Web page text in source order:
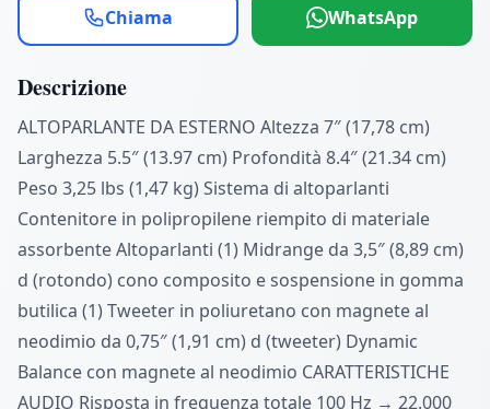
Chiama WhatsApp
Descrizione
ALTOPARLANTE DA ESTERNO Altezza 7″ (17,78 cm)
Larghezza 5.5″ (13.97 cm) Profondità 8.4″ (21.34 cm)
Peso 3,25 lbs (1,47 kg) Sistema di altoparlanti
Contenitore in polipropilene riempito di materiale
assorbente Altoparlanti (1) Midrange da 3,5″ (8,89 cm)
d (rotondo) cono composito e sospensione in gomma
butilica (1) Tweeter in poliuretano con magnete al
neodimio da 0,75″ (1,91 cm) d (tweeter) Dynamic
Balance con magnete al neodimio CARATTERISTICHE
AUDIO Risposta in frequenza totale 100 Hz → 22.000